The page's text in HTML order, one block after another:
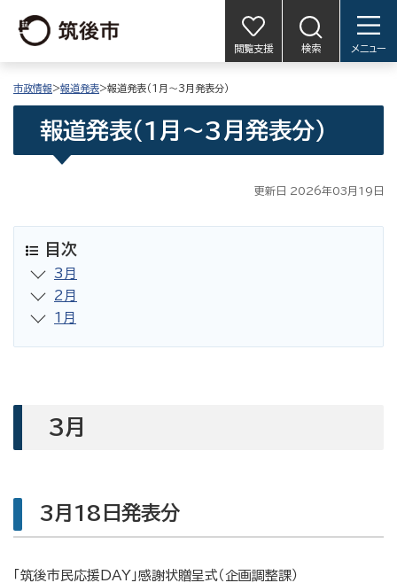
閲覧支援 検索 メニュー
市政情報>報道発表>報道発表（1月〜3月発表分）
報道発表（1月〜3月発表分）
更新日 2026年03月19日
目次
3月
2月
1月
3月
3月18日発表分
「筑後市民応援DAY」感謝状贈呈式（企画調整課）